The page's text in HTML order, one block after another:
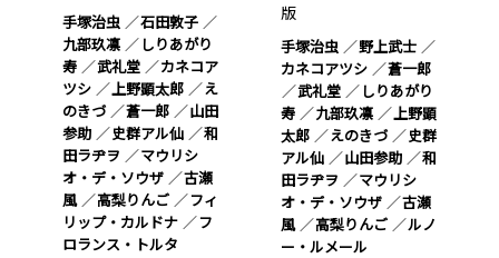
手塚治虫
石田敦子
九部玖凛
しりあがり
寿
武礼堂
カネコア
ツシ
上野顕太郎
え
のきづ
蒼一郎
山田
参助
史群アル仙
和
田ラヂヲ
マウリシ
オ・デ・ソウザ
古瀬
風
高梨りんご
フィ
リップ・カルドナ
フ
ロランス・トルタ
版
手塚治虫
野上武士
カネコアツシ
蒼一郎
武礼堂
しりあがり
寿
九部玖凛
上野顕
太郎
えのきづ
史群
アル仙
山田参助
和
田ラヂヲ
マウリシ
オ・デ・ソウザ
古瀬
風
高梨りんご
ルノ
ー・ルメール